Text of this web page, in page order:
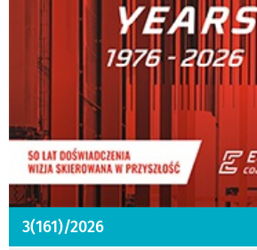
3(161)/2026